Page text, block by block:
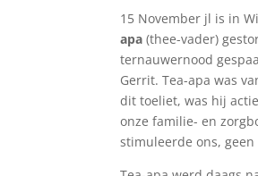
15 November jl is in
apa (thee-vader)
ternauwernood
Gerrit. Tea-apa was
dit toeliet, was hij
onze familie- en
stimuleerde ons,